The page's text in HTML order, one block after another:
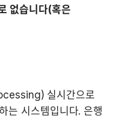
없습니다(혹은
실시간으로
는 시스템입니다. 은행